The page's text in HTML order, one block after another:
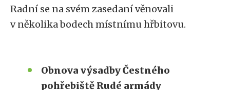
Radní se na svém zasedaní věnovali
v několika bodech místnímu hřbitovu.
Obnova výsadby Čestného
pohřebiště Rudé armády